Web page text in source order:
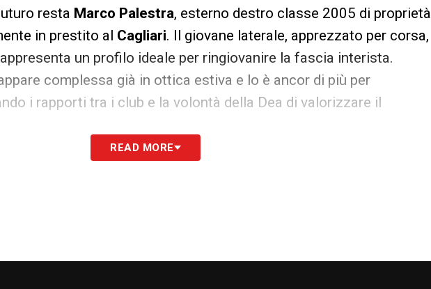
resta Marco Palestra, esterno destro classe 2005 di proprietà
in prestito al Cagliari. Il giovane laterale, apprezzato per corsa,
un profilo ideale per ringiovanire la fascia interista.
complessa già in ottica estiva e lo è ancor di più per
i rapporti tra i club e la volontà della Dea di valorizzare il
nerazzurra valuta anche piste alternative. Tra i nomi
e futuro
READ MORE